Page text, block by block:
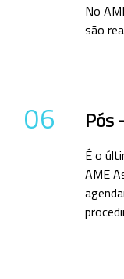
No
são
06 Pós
É o
AME